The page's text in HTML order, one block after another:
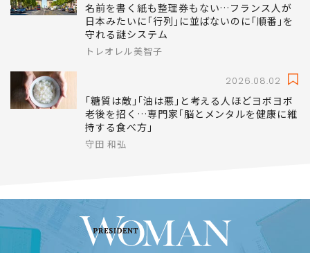
名前を書く紙も整理券もない…フランス人が
日本みたいに｢行列｣に並ばないのに｢順番｣を
守れる謎システム
トレオレル美智子
2026.08.02
｢糖質は敵｣｢油は悪｣と考える人ほどヨボヨボ
老後を招く…専門家｢脳とメンタルを健康に維
持する食べ方｣
守田 和弘